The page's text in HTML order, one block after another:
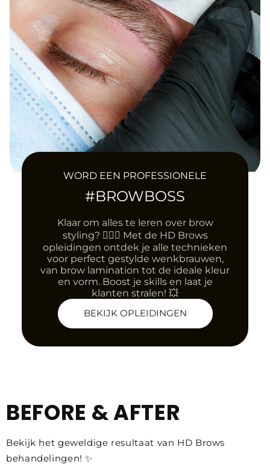
WORD EEN PROFESSIONELE
#BROWBOSS
Klaar om alles te leren over brow
styling? 💁‍♀️✨ Met de HD Brows
opleidingen ontdek je alle technieken
voor perfect gestylde wenkbrauwen,
van brow lamination tot de ideale kleur
en vorm. Boost je skills en laat je
klanten stralen! 💥
BEKIJK OPLEIDINGEN
BEFORE & AFTER
Bekijk het geweldige resultaat van HD Brows
behandelingen! ✨